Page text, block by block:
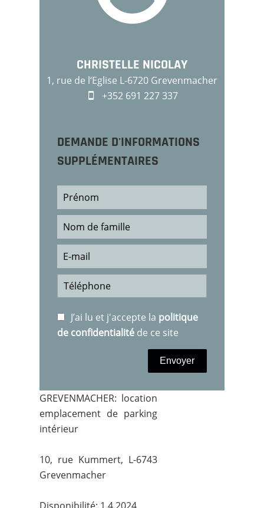
CHRISTELLE NICOLAY
1, rue de l‘Eglise L-6720 Grevenmacher
+352 691 227 337
DEMANDE D'INFORMATIONS
SUPPLÉMENTAIRES
J’ai lu et j'accepte la politique
de confidentialité de ce site
Envoyer
GREVENMACHER: location
emplacement de parking
intérieur
10, rue Kummert, L-6743
Grevenmacher